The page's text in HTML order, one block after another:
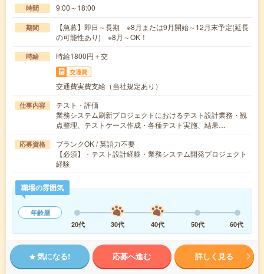
時間 9:00～18:00
期間
【急募】即日～長期 ※8月または9月開始～12月末予定(延長
の可能性あり) ※8月～OK！
時給 時給1800円＋交
交通費
交通費実費支給（当社規定あり）
仕事内容
テスト・評価
業務システム刷新プロジェクトにおけるテスト設計業務・観
点整理、テストケース作成・各種テスト実施、結果…
応募資格
ブランクOK / 英語力不要
【必須】・テスト設計経験・業務システム開発プロジェクト
経験
職場の雰囲気
年齢層
20代
30代 40代 50代 60代
気になる! 応募へ進む 詳しく見る